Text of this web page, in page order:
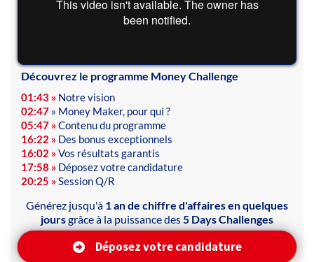
Découvrez le programme Money Challenge
01:43 » Notre vision
02:47 » Money Maker, pour qui ?
05:47 »Contenu du programme
16:22 » Des bonus exceptionnels
16:02 »Vos résultats garantis
17:58 » Déposez votre candidature
20:25 »Session Q/R
Générez jusqu'à 1 an de chiffre d'affaires en quelques
joursgrâce à la puissance des5 Days Challenges
Déposez votre candidature